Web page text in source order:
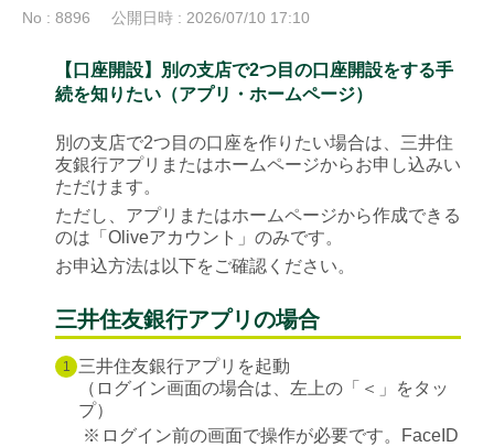
No : 8896 公開日時 : 2026/07/10 17:10
【口座開設】別の支店で2つ目の口座開設をする手
続を知りたい（アプリ・ホームページ）
別の支店で2つ目の口座を作りたい場合は、三井住
友銀行アプリまたはホームページからお申し込みい
ただけます。
ただし、アプリまたはホームページから作成できる
のは「Oliveアカウント」のみです。
お申込方法は以下をご確認ください。
三井住友銀行アプリの場合
1
三井住友銀行アプリを起動
（ログイン画面の場合は、左上の「＜」をタッ
プ）
※ ログイン前の画面で操作が必要です。FaceID